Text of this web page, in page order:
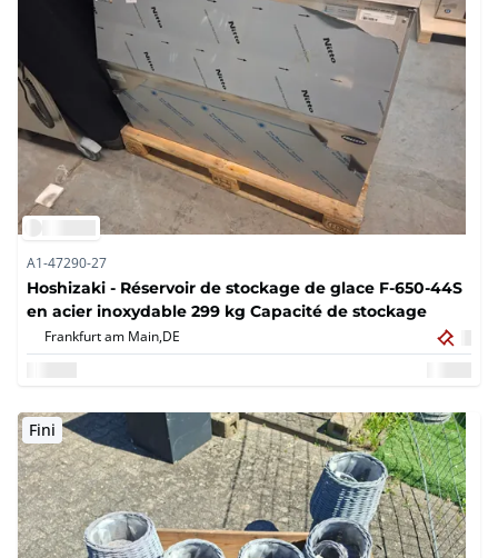
A1-47290-27
Hoshizaki - Réservoir de stockage de glace F-650-44S
en acier inoxydable 299 kg Capacité de stockage
Frankfurt am Main,DE
Fini